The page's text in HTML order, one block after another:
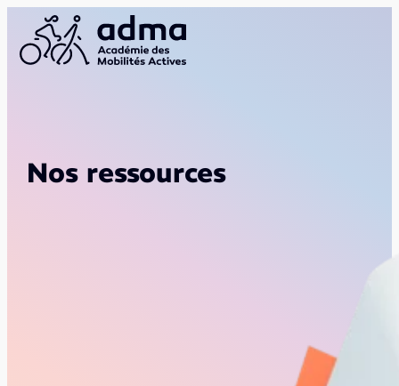
Nos ressources